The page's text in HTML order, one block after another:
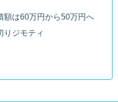
は60万円から50万円へ
りジモティ